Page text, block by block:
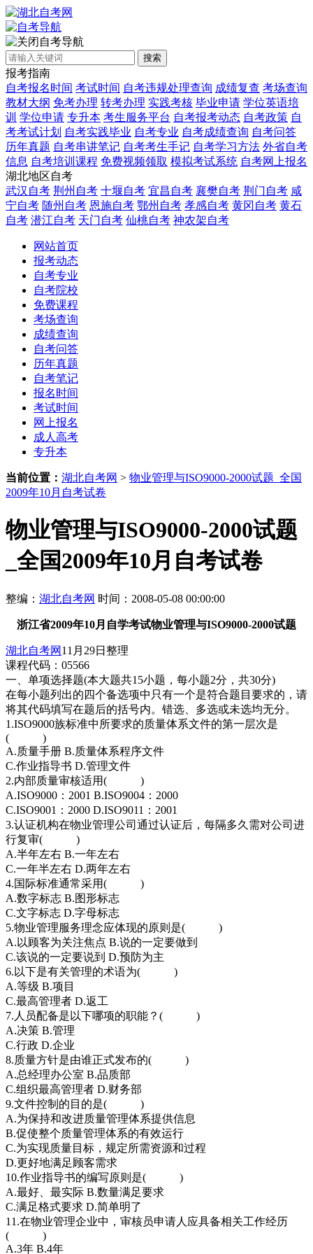
自考导航
搜索
报考指南
自考报名时间 考试时间 自考违规处理查询 成绩复查 考场查询
教材大纲 免考办理 转考办理 实践考核 毕业申请 学位英语培
训 学位申请 专升本 考生服务平台 自考报考动态 自考政策 自
考考试计划 自考实践毕业 自考专业 自考成绩查询 自考问答
历年真题 自考串讲笔记 自考考生手记 自考学习方法 外省自考
信息 自考培训课程 免费视频领取 模拟考试系统 自考网上报名
湖北地区自考
武汉自考 荆州自考 十堰自考 宜昌自考 襄樊自考 荆门自考 咸
宁自考 随州自考 恩施自考 鄂州自考 孝感自考 黄冈自考 黄石
自考 潜江自考 天门自考 仙桃自考 神农架自考
网站首页
报考动态
自考专业
自考院校
免费课程
考场查询
成绩查询
自考问答
历年真题
自考笔记
报名时间
考试时间
网上报名
成人高考
专升本
当前位置： 湖北自考网 > 物业管理与ISO9000-2000试题_全国
2009年10月自考试卷
物业管理与ISO9000-2000试题
_全国2009年10月自考试卷
整编： 湖北自考网 时间：2008-05-08 00:00:00
浙江省2009年10月自学考试物业管理与ISO9000-2000试题
湖北自考网 11月29日整理
课程代码：05566
一、单项选择题(本大题共15小题，每小题2分，共30分)
在每小题列出的四个备选项中只有一个是符合题目要求的，请
将其代码填写在题后的括号内。错选、多选或未选均无分。
1.ISO9000族标准中所要求的质量体系文件的第一层次是
( )
A.质量手册 B.质量体系程序文件
C.作业指导书 D.管理文件
2.内部质量审核适用( )
A.ISO9000：2001 B.ISO9004：2000
C.ISO9001：2000 D.ISO9011：2001
3.认证机构在物业管理公司通过认证后，每隔多久需对公司进
行复审( )
A.半年左右 B.一年左右
C.一年半左右 D.两年左右
4.国际标准通常采用( )
A.数字标志 B.图形标志
C.文字标志 D.字母标志
5.物业管理服务理念应体现的原则是( )
A.以顾客为关注焦点 B.说的一定要做到
C.该说的一定要说到 D.预防为主
6.以下是有关管理的术语为( )
A.等级 B.项目
C.最高管理者 D.返工
7.人员配备是以下哪项的职能？( )
A.决策 B.管理
C.行政 D.企业
8.质量方针是由谁正式发布的( )
A.总经理办公室 B.品质部
C.组织最高管理者 D.财务部
9.文件控制的目的是( )
A.为保持和改进质量管理体系提供信息
B.促使整个质量管理体系的有效运行
C.为实现质量目标，规定所需资源和过程
D.更好地满足顾客需求
10.作业指导书的编写原则是( )
A.最好、最实际 B.数量满足要求
C.满足格式要求 D.简单明了
11.在物业管理企业中，审核员申请人应具备相关工作经历
( )
A.3年 B.4年